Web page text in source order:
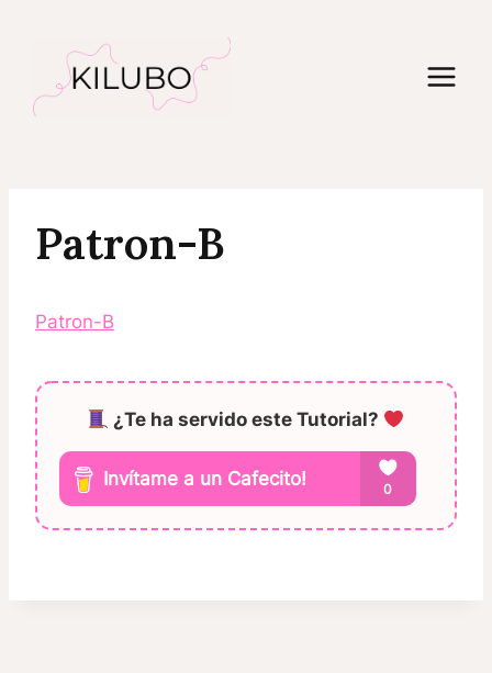
contenido
Patron-B
Patron-B
¿Te ha servido este Tutorial?